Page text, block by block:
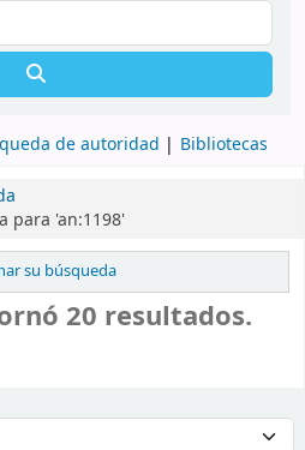
de autoridad Bibliotecas
para 'an:1198'
su búsqueda
20 resultados.